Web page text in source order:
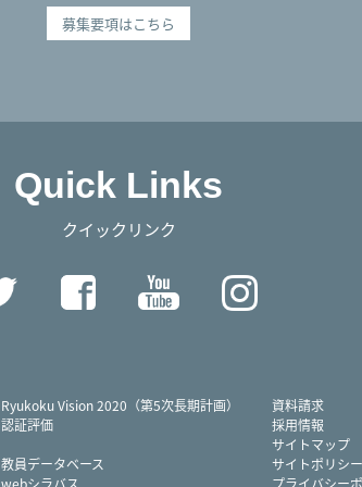
募集要項はこちら
Quick Links
クイックリンク
Twitter FacebookYouTube
Ryukoku Vision 2020（第5次長期計画）
認証評価
教員データベース
webシラバス
資料請求
採用情報
サイトマップ
サイトポリシー
プライバシー